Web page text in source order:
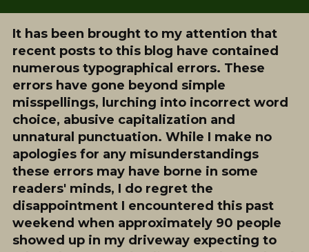
It has been brought to my attention that recent posts to this blog have contained numerous typographical errors. These errors have gone beyond simple misspellings, lurching into incorrect word choice, abusive capitalization and unnatural punctuation. While I make no apologies for any misunderstandings these errors may have borne in some readers' minds, I do regret the disappointment I encountered this past weekend when approximately 90 people showed up in my driveway expecting to take advantage of a discounted roast beef buffet dinner and carwash. The specific post - which many had printed out and were pointing to as a legitimate coupon - was actually intended as a full report on the status of coloring book subject matter in this double-dip recession. The presence of so many cartoon hobo squirrels in said post should have been enough to prevent any misunderstanding, but, alas, we cannot account for all interpretations. As such, we shall not be offering any refunds/rain checks. On the other hand, we do apologize in full for the approximately forty-seven hundred "At" signs mistakenly accompanying this post. @@@@@@@@@@@@@@@@@@@@@@@@@@@@@@@@@@@ @@@@@@@@@@@@@@@@@@@@@@@@@@@@@@@@@@@ @@@@@@@@@@@@@@@@@@@@@@@@@@@@@@@@@@@ @@@@@@@@@@@@@@@@@@@@@@@@@@@@@@@@@@@ @@@@@@@@@@@@@@@@@@@@@@@@@@@@@@@@@@@ @@@@@@@@@@@@@@@@@@@@@@@@@@@@@@@@@@@ @@@@@@@@@@@@@@@@@@@@@@@@@@@@@@@@@@@ @@@@@@@@@@@@@@@@@@@@@@@@@@@@@@@@@@@ @@@@@@@@@@@@@@@@@@@@@@@@@@@@@@@@@@@ @@@@@@@@@@@@@@@@@@@@@@@@@@@@@@@@@@@ @@@@@@@@@@@@@@@@@@@@@@@@@@@@@@@@@@@ @@@@@@@@@@@@@@@@@@@@@@@@@@@@@@@@@@@ @@@@@@@@@@@@@@@@@@@@@@@@@@@@@@@@@@@ @@@@@@@@@@@@@@@@@@@@@@@@@@@@@@@@@@@ @@@@@@@@@@@@@@@@@@@@@@@@@@@@@@@@@@@ @@@@@@@@@@@@@@@@@@@@@@@@@@@@@@@@@@@ @@@@@@@@@@@@@@@@@@@@@@@@@@@@@@@@@@@ @@@@@@@@@@@@@@@@@@@@@@@@@@@@@@@@@@@ @@@@@@@@@@@@@@@@@@@@@@@@@@@@@@@@@@@ @@@@@@@@@@@@@@@@@@@@@@@@@@@@@@@@@@@ @@@@@@@@@@@@@@@@@@@@@@@@@@@@@@@@@@@ @@@@@@@@@@@@@@@@@@@@@@@@@@@@@@@@@@@ @@@@@@@@@@@@@@@@@@@@@@@@@@@@@@@@@@@ @@@@@@@@@@@@@@@@@@@@@@@@@@@@@@@@@@@ @@@@@@@@@@@@@@@@@@@@@@@@@@@@@@@@@@@ @@@@@@@@@@@@@@@@@@@@@@@@@@@@@@@@@@@ @@@@@@@@@@@@@@@@@@@@@@@@@@@@@@@@@@@ @@@@@@@@@@@@@@@@@@@@@@@@@@@@@@@@@@@ @@@@@@@@@@@@@@@@@@@@@@@@@@@@@@@@@@@ @@@@@@@@@@@@@@@@@@@@@@@@@@@@@@@@@@@ @@@@@@@@@@@@@@@@@@@@@@@@@@@@@@@@@@@ @@@@@@@@@@@@@@@@@@@@@@@@@@@@@@@@@@@ @@@@@@@@@@@@@@@@@@@@@@@@@@@@@@@@@@@ @@@@@@@@@@@@@@@@@@@@@@@@@@@@@@@@@@@ @@@@@@@@@@@@@@@@@@@@@@@@@@@@@@@@@@@ @@@@@@@@@@@@@@@@@@@@@@@@@@@@@@@@@@@ @@@@@@@@@@@@@@@@@@@@@@@@@@@@@@@@@@@ @@@@@@@@@@@@@@@@@@@@@@@@@@@@@@@@@@@ @@@@@@@@@@@@@@@@@@@@@@@@@@@@@@@@@@@ @@@@@@@@@@@@@@@@@@@@@@@@@@@@@@@@@@@ @@@@@@@@@@@@@@@@@@@@@@@@@@@@@@@@@@@ @@@@@@@@@@@@@@@@@@@@@@@@@@@@@@@@@@@ @@@@@@@@@@@@@@@@@@@@@@@@@@@@@@@@@@@ @@@@@@@@@@@@@@@@@@@@@@@@@@@@@@@@@@@ @@@@@@@@@@@@@@@@@@@@@@@@@@@@@@@@@@@ @@@@@@@@@@@@@@@@@@@@@@@@@@@@@@@@@@@ @@@@@@@@@@@@@@@@@@@@@@@@@@@@@@@@@@@ @@@@@@@@@@@@@@@@@@@@@@@@@@@@@@@@@@@ @@@@@@@@@@@@@@@@@@@@@@@@@@@@@@@@@@@ @@@@@@@@@@@@@@@@@@@@@@@@@@@@@@@@@@@ @@@@@@@@@@@@@@@@@@@@@@@@@@@@@@@@@@@ @@@@@@@@@@@@@@@@@@@@@@@@@@@@@@@@@@@ @@@@@@@@@@@@@@@@@@@@@@@@@@@@@@@@@@@ @@@@@@@@@@@@@@@@@@@@@@@@@@@@@@@@@@@ @@@@@@@@@@@@@@@@@@@@@@@@@@@@@@@@@@@ @@@@@@@@@@@@@@@@@@@@@@@@@@@@@@@@@@@ @@@@@@@@@@@@@@@@@@@@@@@@@@@@@@@@@@@ @@@@@@@@@@@@@@@@@@@@@@@@@@@@@@@@@@@ @@@@@@@@@@@@@@@@@@@@@@@@@@@@@@@@@@@ @@@@@@@@@@@@@@@@@@@@@@@@@@@@@@@@@@@ @@@@@@@@@@@@@@@@@@@@@@@@@@@@@@@@@@@ @@@@@@@@@@@@@@@@@@@@@@@@@@@@@@@@@@@ @@@@@@@@@@@@@@@@@@@@@@@@@@@@@@@@@@@ @@@@@@@@@@@@@@@@@@@@@@@@@@@@@@@@@@@ @@@@@@@@@@@@@@@@@@@@@@@@@@@@@@@@@@@ @@@@@@@@@@@@@@@@@@@@@@@@@@@@@@@@@@@ @@@@@@@@@@@@@@@@@@@@@@@@@@@@@@@@@@@ @@@@@@@@@@@@@@@@@@@@@@@@@@@@@@@@@@@ @@@@@@@@@@@@@@@@@@@@@@@@@@@@@@@@@@@ @@@@@@@@@@@@@@@@@@@@@@@@@@@@@@@@@@@ @@@@@@@@@@@@@@@@@@@@@@@@@@@@@@@@@@@ @@@@@@@@@@@@@@@@@@@@@@@@@@@@@@@@@@@ @@@@@@@@@@@@@@@@@@@@@@@@@@@@@@@@@@@ @@@@@@@@@@@@@@@@@@@@@@@@@@@@@@@@@@@ @@@@@@@@@@@@@@@@@@@@@@@@@@@@@@@@@@@ @@@@@@@@@@@@@@@@@@@@@@@@@@@@@@@@@@@ @@@@@@@@@@@@@@@@@@@@@@@@@@@@@@@@@@@ @@@@@@@@@@@@@@@@@@@@@@@@@@@@@@@@@@@ @@@@@@@@@@@@@@@@@@@@@@@@@@@@@@@@@@@ @@@@@@@@@@@@@@@@@@@@@@@@@@@@@@@@@@@ @@@@@@@@@@@@@@@@@@@@@@@@@@@@@@@@@@@ @@@@@@@@@@@@@@@@@@@@@@@@@@@@@@@@@@@ @@@@@@@@@@@@@@@@@@@@@@@@@@@@@@@@@@@ @@@@@@@@@@@@@@@@@@@@@@@@@@@@@@@@@@@ @@@@@@@@@@@@@@@@@@@@@@@@@@@@@@@@@@@ @@@@@@@@@@@@@@@@@@@@@@@@@@@@@@@@@@@ @@@@@@@@@@@@@@@@@@@@@@@@@@@@@@@@@@@ @@@@@@@@@@@@@@@@@@@@@@@@@@@@@@@@@@@ @@@@@@@@@@@@@@@@@@@@@@@@@@@@@@@@@@@ @@@@@@@@@@@@@@@@@@@@@@@@@@@@@@@@@@@ @@@@@@@@@@@@@@@@@@@@@@@@@@@@@@@@@@@ @@@@@@@@@@@@@@@@@@@@@@@@@@@@@@@@@@@ @@@@@@@@@@@@@@@@@@@@@@@@@@@@@@@@@@@ @@@@@@@@@@@@@@@@@@@@@@@@@@@@@@@@@@@ @@@@@@@@@@@@@@@@@@@@@@@@@@@@@@@@@@@ @@@@@@@@@@@@@@@@@@@@@@@@@@@@@@@@@@@ @@@@@@@@@@@@@@@@@@@@@@@@@@@@@@@@@@@ @@@@@@@@@@@@@@@@@@@@@@@@@@@@@@@@@@@ @@@@@@@@@@@@@@@@@@@@@@@@@@@@@@@@@@@ @@@@@@@@@@@@@@@@@@@@@@@@@@@@@@@@@@@ @@@@@@@@@@@@@@@@@@@@@@@@@@@@@@@@@@@ @@@@@@@@@@@@@@@@@@@@@@@@@@@@@@@@@@@ @@@@@@@@@@@@@@@@@@@@@@@@@@@@@@@@@@@ @@@@@@@@@@@@@@@@@@@@@@@@@@@@@@@@@@@ @@@@@@@@@@@@@@@@@@@@@@@@@@@@@@@@@@@ @@@@@@@@@@@@@@@@@@@@@@@@@@@@@@@@@@@ @@@@@@@@@@@@@@@@@@@@@@@@@@@@@@@@@@@ @@@@@@@@@@@@@@@@@@@@@@@@@@@@@@@@@@@ @@@@@@@@@@@@@@@@@@@@@@@@@@@@@@@@@@@ @@@@@@@@@@@@@@@@@@@@@@@@@@@@@@@@@@@ @@@@@@@@@@@@@@@@@@@@@@@@@@@@@@@@@@@ @@@@@@@@@@@@@@@@@@@@@@@@@@@@@@@@@@@ @@@@@@@@@@@@@@@@@@@@@@@@@@@@@@@@@@@ @@@@@@@@@@@@@@@@@@@@@@@@@@@@@@@@@@@ @@@@@@@@@@@@@@@@@@@@@@@@@@@@@@@@@@@ @@@@@@@@@@@@@@@@@@@@@@@@@@@@@@@@@@@ @@@@@@@@@@@@@@@@@@@@@@@@@@@@@@@@@@@ @@@@@@@@@@@@@@@@@@@@@@@@@@@@@@@@@@@ @@@@@@@@@@@@@@@@@@@@@@@@@@@@@@@@@@@ @@@@@@@@@@@@@@@@@@@@@@@@@@@@@@@@@@@ @@@@@@@@@@@@@@@@@@@@@@@@@@@@@@@@@@@ @@@@@@@@@@@@@@@@@@@@@@@@@@@@@@@@@@@ @@@@@@@@@@@@@@@@@@@@@@@@@@@@@@@@@@@ @@@@@@@@@@@@@@@@@@@@@@@@@@@@@@@@@@@ @@@@@@@@@@@@@@@@@@@@@@@@@@@@@@@@@@@ @@@@@@@@@@@@@@@@@@@@@@@@@@@@@@@@@@@ @@@@@@@@@@@@@@@@@@@@@@@@@@@@@@@@@@@ @@@@@@@@@@@@@@@@@@@@@@@@@@@@@@@@@@@ @@@@@@@@@@@@@@@@@@@@@@@@@@@@@@@@@@@ @@@@@@@@@@@@@@@@@@@@@@@@@@@@@@@@@@@ @@@@@@@@@@@@@@@@@@@@@@@@@@@@@@@@@@@ @@@@@@@@@@@@@@@@@@@@@@@@@@@@@@@@@@@ @@@@@@@@@@@@@@@@@@@@@@@@@@@@@@@@@@@ @@@@@@@@@@@@@@@@@@@@@@@@@@@@@@@@@@@ @@@@@@@@@@@@@@@@@@@@@@@@@@@@@@@@@@@ @@@@@@@@@@@@@@@@@@@@@@@@@@@@@@@@@@@ @@@@@@@@@@@@@@@@@@@@@@@@@@@@@@@@@@@ @@@@@@@@@@@@@@@@@@@@@@@@@@@@@@@@@@@ @@@@@@@@@@@@@@@@@@@@@@@@@@@@@@@@@@@ @@@@@@@@@@@@@@@@@@@@@@@@@@@@@@@@@@@ @@@@@@@@@@@@@@@@@@@@@@@@@@@@@@@@@@@ @@@@@@@@@@@@@@@@@@@@@@@@@@@@@@@@@@@ @@@@@@@@@@@@@@@@@@@@@@@@@@@@@@@@@@@ @@@@@@@@@@@@@@@@@@@@@@@@@@@@@@@@@@@ @@@@@@@@@@@@@@@@@@@@@@@@@@@@@@@@@@@ @@@@@@@@@@@@@@@@@@@@@@@@@@@@@@@@@@@ @@@@@@@@@@@@@@@@@@@@@@@@@@@@@@@@@@@ @@@@@@@@@@@@@@@@@@@@@@@@@@@@@@@@@@@ @@@@@@@@@@@@@@@@@@@@@@@@@@@@@@@@@@@ @@@@@@@@@@@@@@@@@@@@@@@@@@@@@@@@@@@ @@@@@@@@@@@@@@@@@@@@@@@@@@@@@@@@@@@ @@@@@@@@@@@@@@@@@@@@@@@@@@@@@@@@@@@ @@@@@@@@@@@@@@@@@@@@@@@@@@@@@@@@@@@ @@@@@@@@@@@@@@@@@@@@@@@@@@@@@@@@@@@ @@@@@@@@@@@@@@@@@@@@@@@@@@@@@@@@@@@ @@@@@@@@@@@@@@@@@@@@@@@@@@@@@@@@@@@ @@@@@@@@@@@@@@@@@@@@@@@@@@@@@@@@@@@ @@@@@@@@@@@@@@@@@@@@@@@@@@@@@@@@@@@ @@@@@@@@@@@@@@@@@@@@@@@@@@@@@@@@@@@ @@@@@@@@@@@@@@@@@@@@@@@@@@@@@@@@@@@ @@@@@@@@@@@@@@@@@@@@@@@@@@@@@@@@@@@ @@@@@@@@@@@@@@@@@@@@@@@@@@@@@@@@@@@ @@@@@@@@@@@@@@@@@@@@@@@@@@@@@@@@@@@ @@@@@@@@@@@@@@@@@@@@@@@@@@@@@@@@@@@ @@@@@@@@@@@@@@@@@@@@@@@@@@@@@@@@@@@ @@@@@@@@@@@@@@@@@@@@@@@@@@@@@@@@@@@ @@@@@@@@@@@@@@@@@@@@@@@@@@@@@@@@@@@ @@@@@@@@@@@@@@@@@@@@@@@@@@@@@@@@@@@ @@@@@@@@@@@@@@@@@@@@@@@@@@@@@@@@@@@ @@@@@@@@@@@@@@@@@@@@@@@@@@@@@@@@@@@ @@@@@@@@@@@@@@@@@@@@@@@@@@@@@@@@@@@ @@@@@@@@@@@@@@@@@@@@@@@@@@@@@@@@@@@ @@@@@@@@@@@@@@@@@@@@@@@@@@@@@@@@@@@ @@@@@@@@@@@@@@@@@@@@@@@@@@@@@@@@@@@ @@@@@@@@@@@@@@@@@@@@@@@@@@@@@@@@@@@ @@@@@@@@@@@@@@@@@@@@@@@@@@@@@@@@@@@ @@@@@@@@@@@@@@@@@@@@@@@@@@@@@@@@@@@ @@@@@@@@@@@@@@@@@@@@@@@@@@@@@@@@@@@ @@@@@@@@@@@@@@@@@@@@@@@@@@@@@@@@@@@ @@@@@@@@@@@@@@@@@@@@@@@@@@@@@@@@@@@ @@@@@@@@@@@@@@@@@@@@@@@@@@@@@@@@@@@ @@@@@@@@@@@@@@@@@@@@@@@@@@@@@@@@@@@ @@@@@@@@@@@@@@@@@@@@@@@@@@@@@@@@@@@ @@@@@@@@@@@@@@@@@@@@@@@@@@@@@@@@@@@ @@@@@@@@@@@@@@@@@@@@@@@@@@@@@@@@@@@ @@@@@@@@@@@@@@@@@@@@@@@@@@@@@@@@@@@ @@@@@@@@@@@@@@@@@@@@@@@@@@@@@@@@@@@ @@@@@@@@@@@@@@@@@@@@@@@@@@@@@@@@@@@ @@@@@@@@@@@@@@@@@@@@@@@@@@@@@@@@@@@ @@@@@@@@@@@@@@@@@@@@@@@@@@@@@@@@@@@ @@@@@@@@@@@@@@@@@@@@@@@@@@@@@@@@@@@ @@@@@@@@@@@@@@@@@@@@@@@@@@@@@@@@@@@ @@@@@@@@@@@@@@@@@@@@@@@@@@@@@@@@@@@ @@@@@@@@@@@@@@@@@@@@@@@@@@@@@@@@@@@ @@@@@@@@@@@@@@@@@@@@@@@@@@@@@@@@@@@ @@@@@@@@@@@@@@@@@@@@@@@@@@@@@@@@@@@ @@@@@@@@@@@@@@@@@@@@@@@@@@@@@@@@@@@ @@@@@@@@@@@@@@@@@@@@@@@@@@@@@@@@@@@ @@@@@@@@@@@@@@@@@@@@@@@@@@@@@@@@@@@ @@@@@@@@@@@@@@@@@@@@@@@@@@@@@@@@@@@ @@@@@@@@@@@@@@@@@@@@@@@@@@@@@@@@@@@ @@@@@@@@@@@@@@@@@@@@@@@@@@@@@@@@@@@ @@@@@@@@@@@@@@@@@@@@@@@@@@@@@@@@@@@ @@@@@@@@@@@@@@@@@@@@@@@@@@@@@@@@@@@ @@@@@@@@@@@@@@@@@@@@@@@@@@@@@@@@@@@ @@@@@@@@@@@@@@@@@@@@@@@@@@@@@@@@@@@ @@@@@@@@@@@@@@@@@@@@@@@@@@@@@@@@@@@ @@@@@@@@@@@@@@@@@@@@@@@@@@@@@@@@@@@ @@@@@@@@@@@@@@@@@@@@@@@@@@@@@@@@@@@ @@@@@@@@@@@@@@@@@@@@@@@@@@@@@@@@@@@ @@@@@@@@@@@@@@@@@@@@@@@@@@@@@@@@@@@ @@@@@@@@@@@@@@@@@@@@@@@@@@@@@@@@@@@ @@@@@@@@@@@@@@@@@@@@@@@@@@@@@@@@@@@ @@@@@@@@@@@@@@@@@@@@@@@@@@@@@@@@@@@ @@@@@@@@@@@@@@@@@@@@@@@@@@@@@@@@@@@ @@@@@@@@@@@@@@@@@@@@@@@@@@@@@@@@@@@ @@@@@@@@@@@@@@@@@@@@@@@@@@@@@@@@@@@ @@@@@@@@@@@@@@@@@@@@@@@@@@@@@@@@@@@ @@@@@@@@@@@@@@@@@@@@@@@@@@@@@@@@@@@ @@@@@@@@@@@@@@@@@@@@@@@@@@@@@@@@@@@ @@@@@@@@@@@@@@@@@@@@@@@@@@@@@@@@@@@ @@@@@@@@@@@@@@@@@@@@@@@@@@@@@@@@@@@ @@@@@@@@@@@@@@@@@@@@@@@@@@@@@@@@@@@ @@@@@@@@@@@@@@@@@@@@@@@@@@@@@@@@@@@ @@@@@@@@@@@@@@@@@@@@@@@@@@@@@@@@@@@ @@@@@@@@@@@@@@@@@@@@@@@@@@@@@@@@@@@ @@@@@@@@@@@@@@@@@@@@@@@@@@@@@@@@@@@ @@@@@@@@@@@@@@@@@@@@@@@@@@@@@@@@@@@ @@@@@@@@@@@@@@@@@@@@@@@@@@@@@@@@@@@ @@@@@@@@@@@@@@@@@@@@@@@@@@@@@@@@@@@ @@@@@@@@@@@@@@@@@@@@@@@@@@@@@@@@@@@ @@@@@@@@@@@@@@@@@@@@@@@@@@@@@@@@@@@ @@@@@@@@@@@@@@@@@@@@@@@@@@@@@@@@@@@ @@@@@@@@@@@@@@@@@@@@@@@@@@@@@@@@@@@ @@@@@@@@@@@@@@@@@@@@@@@@@@@@@@@@@@@ @@@@@@@@@@@@@@@@@@@@@@@@@@@@@@@@@@@ @@@@@@@@@@@@@@@@@@@@@@@@@@@@@@@@@@@ @@@@@@@@@@@@@@@@@@@@@@@@@@@@@@@@@@@ @@@@@@@@@@@@@@@@@@@@@@@@@@@@@@@@@@@ @@@@@@@@@@@@@@@@@@@@@@@@@@@@@@@@@@@ @@@@@@@@@@@@@@@@@@@@@@@@@@@@@@@@@@@ @@@@@@@@@@@@@@@@@@@@@@@@@@@@@@@@@@@ @@@@@@@@@@@@@@@@@@@@@@@@@@@@@@@@@@@ @@@@@@@@@@@@@@@@@@@@@@@@@@@@@@@@@@@ @@@@@@@@@@@@@@@@@@@@@@@@@@@@@@@@@@@ @@@@@@@@@@@@@@@@@@@@@@@@@@@@@@@@@@@ @@@@@@@@@@@@@@@@